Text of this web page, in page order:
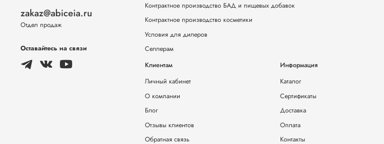
Контрактное производство БАД и пищевых добавок
Контрактное производство косметики
Условия для дилеров
Селлерам
Клиентам
Личный кабинет
О компании
Блог
Отзывы клиентов
Обратная связь
Информация
Каталог
Сертификаты
Доставка
Оплата
Контакты
zakaz@abiceia.ru
Отдел продаж
Оставайтесь на связи